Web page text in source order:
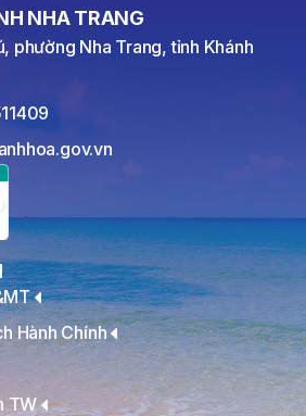
NHA TRANG
phường Nha Trang, tỉnh Khánh
Hành Chính
TW